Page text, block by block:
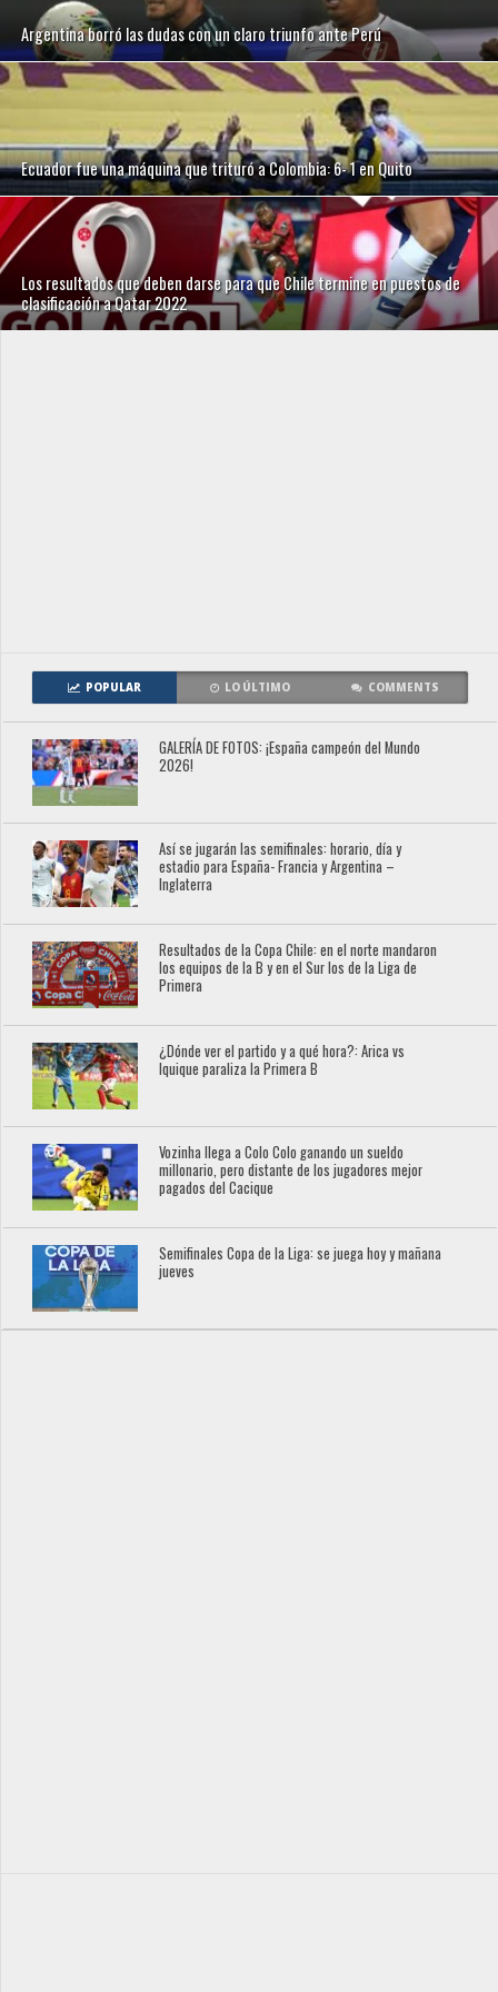
Argentina borró las dudas con un claro triunfo ante Perú
Ecuador fue una máquina que trituró a Colombia: 6- 1 en Quito
Los resultados que deben darse para que Chile termine en puestos de
clasificación a Qatar 2022
POPULAR LO ÚLTIMO COMMENTS
GALERÍA DE FOTOS: ¡España campeón del Mundo
2026!
Así se jugarán las semifinales: horario, día y
estadio para España- Francia y Argentina –
Inglaterra
Resultados de la Copa Chile: en el norte mandaron
los equipos de la B y en el Sur los de la Liga de
Primera
¿Dónde ver el partido y a qué hora?: Arica vs
Iquique paraliza la Primera B
Vozinha llega a Colo Colo ganando un sueldo
millonario, pero distante de los jugadores mejor
pagados del Cacique
Semifinales Copa de la Liga: se juega hoy y mañana
jueves